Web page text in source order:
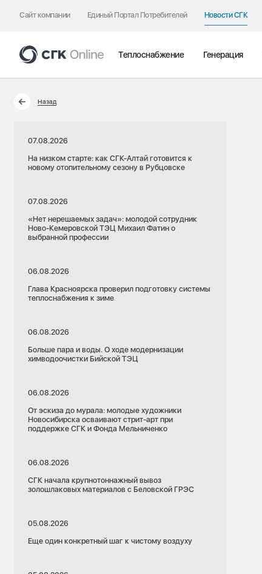
Сайт компании Единый Портал Потребителей Новости СГК
Теплоснабжение Генерация
Назад
07.08.2026
На низком старте: как СГК-Алтай готовится к
новому отопительному сезону в Рубцовске
07.08.2026
«Нет нерешаемых задач»: молодой сотрудник
Ново-Кемеровской ТЭЦ Михаил Фатин о
выбранной профессии
06.08.2026
Глава Красноярска проверил подготовку системы
теплоснабжения к зиме
06.08.2026
Больше пара и воды. О ходе модернизации
химводоочистки Бийской ТЭЦ
06.08.2026
От эскиза до мурала: молодые художники
Новосибирска осваивают стрит-арт при
поддержке СГК и Фонда Мельниченко
06.08.2026
СГК начала крупнотоннажный вывоз
золошлаковых материалов с Беловской ГРЭС
05.08.2026
Еще один конкретный шаг к чистому воздуху